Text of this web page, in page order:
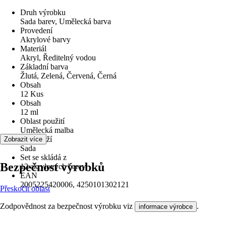
Druh výrobku
Sada barev, Umělecká barva
Provedení
Akrylové barvy
Materiál
Akryl, Ředitelný vodou
Základní barva
Žlutá, Zelená, Červená, Černá
Obsah
12 Kus
Obsah
12 ml
Oblast použití
Umělecká malba
Typ zboží
Sada
Set se skládá z
12 akrylových barev
EAN
2005225420006, 4250101302121
Zobrazit více
Bezpečnost výrobků
Přeskočit oblast
Zodpovědnost za bezpečnost výrobku viz informace výrobce .